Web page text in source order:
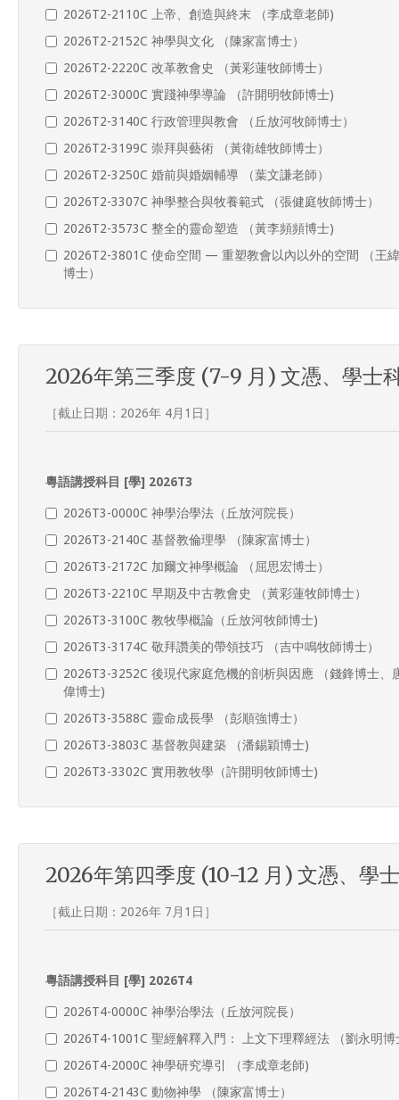
2026T2-2110C 上帝、創造與終末 （李成章老師)
2026T2-2152C 神學與文化 （陳家富博士）
2026T2-2220C 改革教會史 （黃彩蓮牧師博士）
2026T2-3000C 實踐神學導論 （許開明牧師博士)
2026T2-3140C 行政管理與教會 （丘放河牧師博士）
2026T2-3199C 崇拜與藝術 （黃衛雄牧師博士）
2026T2-3250C 婚前與婚姻輔導 （葉文謙老師）
2026T2-3307C 神學整合與牧養範式 （張健庭牧師博士）
2026T2-3573C 整全的靈命塑造 （黃李頻頻博士)
2026T2-3801C 使命空間 — 重塑教會以內以外的空間 （王
博士）
2026年第三季度 (7-9 月) 文憑、學士
［截止日期：2026年 4月1日］
粵語講授科目 [學] 2026T3
2026T3-0000C 神學治學法（丘放河院長）
2026T3-2140C 基督教倫理學 （陳家富博士）
2026T3-2172C 加爾文神學概論 （屈思宏博士）
2026T3-2210C 早期及中古教會史 （黃彩蓮牧師博士）
2026T3-3100C 教牧學概論（丘放河牧師博士)
2026T3-3174C 敬拜讚美的帶領技巧 （吉中鳴牧師博士）
2026T3-3252C 後現代家庭危機的剖析與因應 （錢鋒博士、
偉博士)
2026T3-3588C 靈命成長學 （彭順強博士）
2026T3-3803C 基督教與建築 （潘錫穎博士)
2026T3-3302C 實用教牧學（許開明牧師博士)
2026年第四季度 (10-12 月) 文憑、學
［截止日期：2026年 7月1日］
粵語講授科目 [學] 2026T4
2026T4-0000C 神學治學法（丘放河院長）
2026T4-1001C 聖經解釋入門： 上文下理釋經法 （劉永明博
2026T4-2000C 神學研究導引 （李成章老師)
2026T4-2143C 動物神學 （陳家富博士）